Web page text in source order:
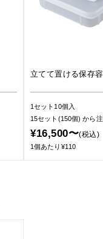
立てて置ける保存
1セット10個入
15セット(150個)から
¥16,500〜(税込)
1個あたり¥110